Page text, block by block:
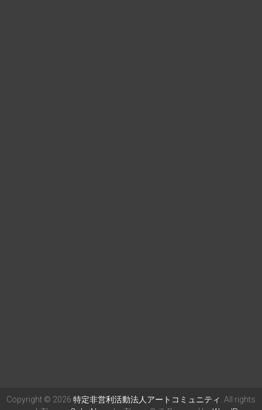
Copyright © 2026 特定非営利活動法人アートコミュニティ . All rights